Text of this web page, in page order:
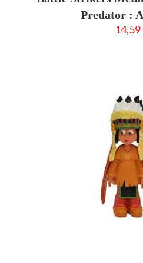
Predator :
14,59